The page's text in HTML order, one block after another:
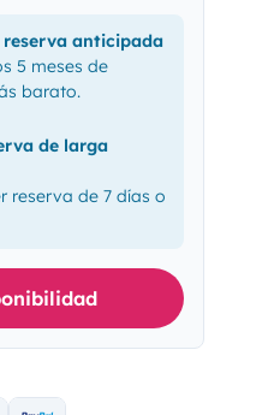
reserva anticipada
5 meses de
barato.
de larga
reserva de 7 días o